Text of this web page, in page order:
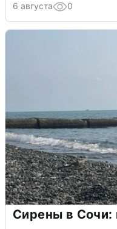
6 августа 0
Сирены в Сочи: